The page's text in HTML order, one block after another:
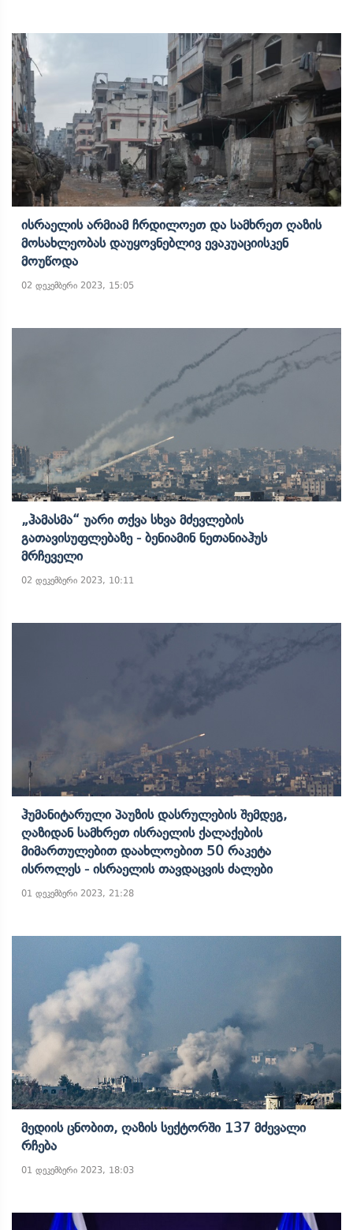
Ისრაელის Არმიამ Ჩრდილოეთ Და Სამხრეთ Ღაზის
Მოსახლეობას Დაუყოვნებლივ Ევაკუაციისკენ
Მოუწოდა
02 დეკემბერი 2023, 15:05
„ჰამასმა“ Უარი Თქვა Სხვა Მძევლების
Გათავისუფლებაზე - Ბენიამინ Ნეთანიაჰუს
Მრჩეველი
02 დეკემბერი 2023, 10:11
Ჰუმანიტარული Პაუზის Დასრულების Შემდეგ,
Ღაზიდან Სამხრეთ Ისრაელის Ქალაქების
Მიმართულებით Დაახლოებით 50 Რაკეტა
Ისროლეს - Ისრაელის Თავდაცვის Ძალები
01 დეკემბერი 2023, 21:28
Მედიის Ცნობით, Ღაზის Სექტორში 137 Მძევალი
Რჩება
01 დეკემბერი 2023, 18:03